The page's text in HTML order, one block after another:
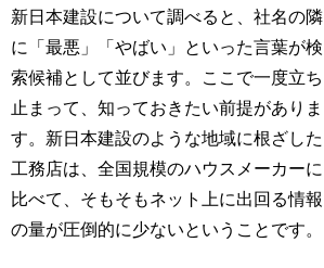
新日本建設について調べると、社名の隣
に「最悪」「やばい」といった言葉が検
索候補として並びます。ここで一度立ち
止まって、知っておきたい前提がありま
す。新日本建設のような地域に根ざした
工務店は、全国規模のハウスメーカーに
比べて、そもそもネット上に出回る情報
の量が圧倒的に少ないということです。